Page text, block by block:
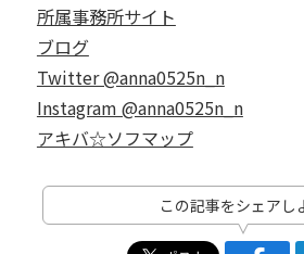
所属事務所サイト
ブログ
Twitter @anna0525n_n
Instagram @anna0525n_n
アキバ☆ソフマップ
この記事をシェアし